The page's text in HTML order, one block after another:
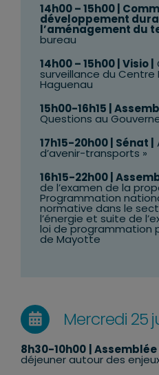
14h00 – 15h00 |
développement
l’aménagement du
bureau
14h00 – 15h00 | Visio |
surveillance du Centre
Haguenau
15h00-16h15 |
Questions au
17h15-20h00 | Sénat |
d’avenir-transports »
16h15-22h00 |
de l’examen de la
Programmation
normative dans le
l’énergie et suite de
loi de programmation
de Mayotte
Mercredi 25
8h30-10h00 |
déjeuner autour des